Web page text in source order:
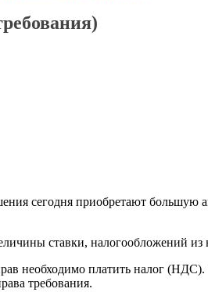
сегодня приобретают большую
ставки, налогообложений
необходимо платить налог
требования.